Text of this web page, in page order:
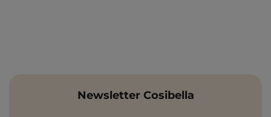
Newsletter Cosibella